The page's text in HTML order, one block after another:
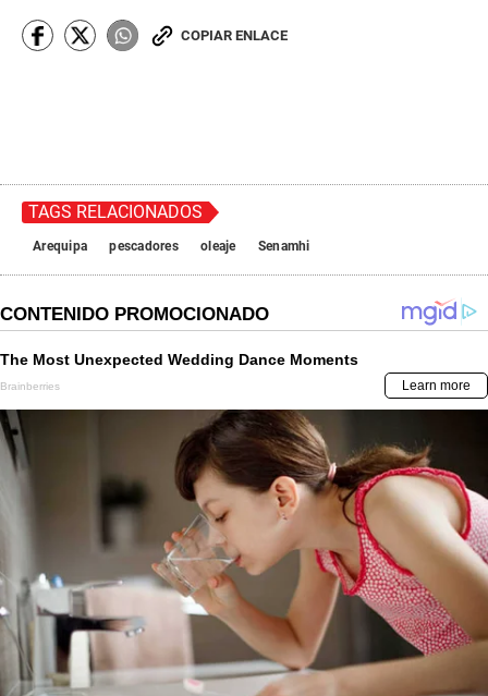
COPIAR ENLACE
TAGS RELACIONADOS
Arequipa pescadores oleaje Senamhi